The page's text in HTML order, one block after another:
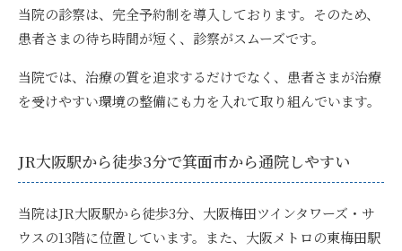
当院の診察は、 完全予約制を導入 しております。そのため、
患者さまの待ち時間が短く、診察がスムーズです。
当院では、治療の質を追求するだけでなく、患者さまが治療
を受けやすい環境の整備にも力を入れて取り組んでいます。
JR大阪駅から徒歩3分で箕面市から通院しやすい
当院はJR大阪駅から徒歩3分、大阪梅田ツインタワーズ・サ
ウスの13階に位置しています。また、大阪メトロの東梅田駅